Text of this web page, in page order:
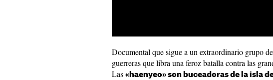
Documental que sigue a un extraordinario grupo
guerreras que libra una feroz batalla contra las
Las «haenyeo» son buceadoras de la isla